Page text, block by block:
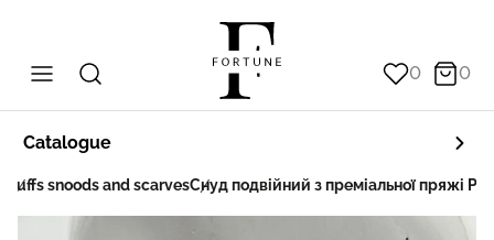
0 0
Catalogue
Buffs snoods and scarvesСнуд подвійний з преміальної пряжі